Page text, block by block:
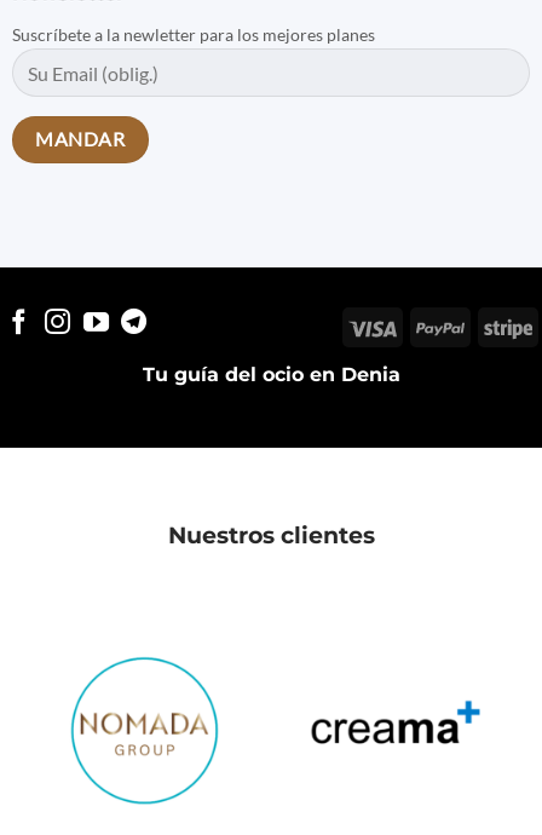
Suscríbete a la newletter para los mejores planes
Tu guía del ocio en Denia
Visa PayPal
Nuestros clientes